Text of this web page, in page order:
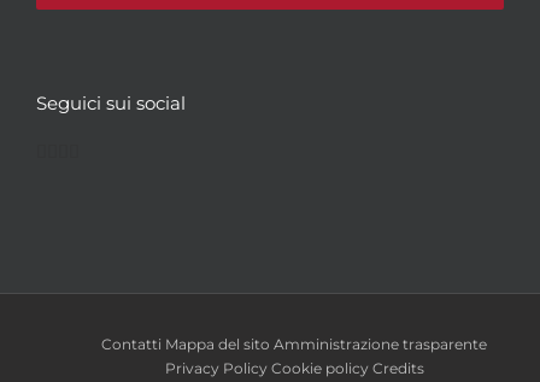
Seguici sui social
Contatti Mappa del sito Amministrazione trasparente
Privacy Policy Cookie policy Credits